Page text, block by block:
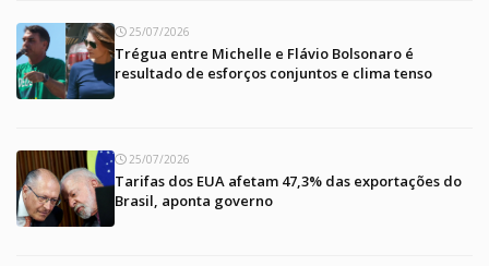
25/07/2026
Trégua entre Michelle e Flávio Bolsonaro é
resultado de esforços conjuntos e clima tenso
25/07/2026
Tarifas dos EUA afetam 47,3% das exportações do
Brasil, aponta governo